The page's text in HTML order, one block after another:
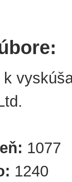
k
1077
1240